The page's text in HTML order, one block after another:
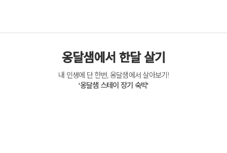
옹달샘에서 한달 살기
내 인생에 단 한번, 옹달샘에서 살아보기!
'옹달샘 스테이 장기 숙박'